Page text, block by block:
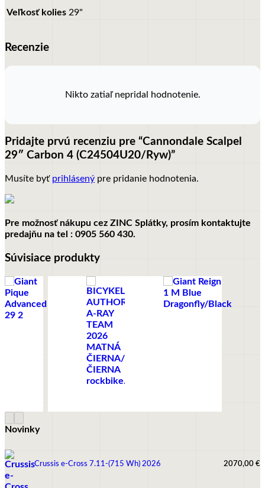
Veľkosť kolies 29"
Recenzie
Nikto zatiaľ nepridal hodnotenie.
Pridajte prvú recenziu pre “Cannondale Scalpel
29″ Carbon 4 (C24504U20/Ryw)”
Musíte byť prihlásený pre pridanie hodnotenia.
Pre možnosť nákupu cez ZINC Splátky, prosím kontaktujte
predajňu na tel : 0905 560 430.
Súvisiace produkty
Tento
produkt
má
produktu.
BICYKLE
variantov.
BICYKLEBICYKLE
Bicykel
Author A-
Ray Team
2026
Matná
Čierna/
Čierna
BICYKLE
Denim
BICYKLE
Novinky
Crussis e-Cross 7.11-(715 Wh) 2026 2070,00 €